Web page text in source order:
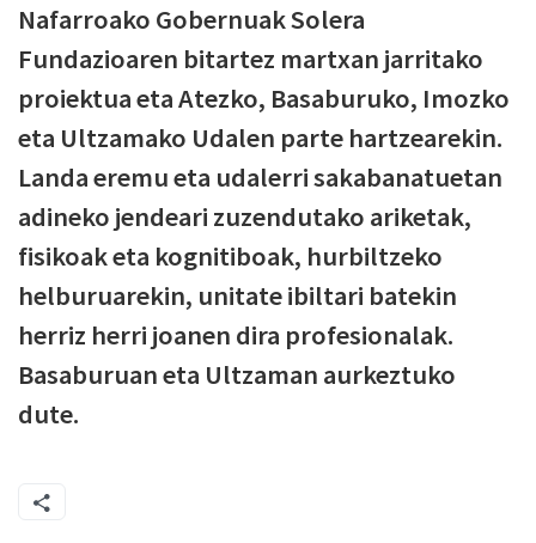
Nafarroako Gobernuak Solera
Fundazioaren bitartez martxan jarritako
proiektua eta Atezko, Basaburuko, Imozko
eta Ultzamako Udalen parte hartzearekin.
Landa eremu eta udalerri sakabanatuetan
adineko jendeari zuzendutako ariketak,
fisikoak eta kognitiboak, hurbiltzeko
helburuarekin, unitate ibiltari batekin
herriz herri joanen dira profesionalak.
Basaburuan eta Ultzaman aurkeztuko
dute.